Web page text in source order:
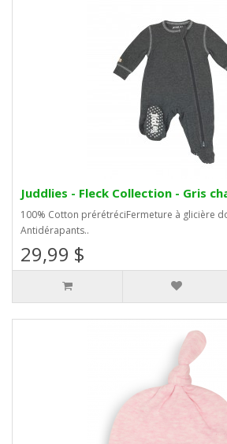
Juddlies - Fleck Collection - Gris
100% Cotton prérétréciFermeture à glicière
Antidérapants..
29,99 $